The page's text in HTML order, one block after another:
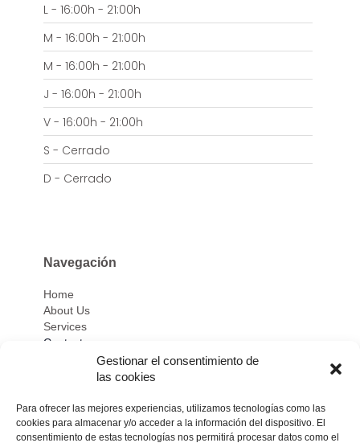
Gestionar el consentimiento de
las cookies
Para ofrecer las mejores experiencias, utilizamos tecnologías como las
cookies para almacenar y/o acceder a la información del dispositivo. El
consentimiento de estas tecnologías nos permitirá procesar datos como el
L - 16:00h - 21:00h
M - 16:00h - 21:00h
M - 16:00h - 21:00h
J - 16:00h - 21:00h
V - 16:00h - 21:00h
S - Cerrado
D - Cerrado
Navegación
Home
About Us
Services
Contact
Privacidad
y Cookies UE